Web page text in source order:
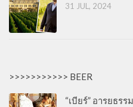
31 JUL, 2024
>>>>>>>>>>> BEER
“เบียร์” อารยธร